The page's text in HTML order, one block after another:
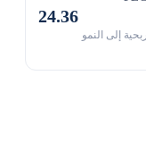
24.36
إلى النمو